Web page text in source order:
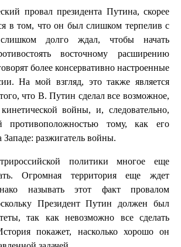
провал президента Путина, скорее
в том, что он был слишком терпелив с
слишком долго ждал, чтобы начать
восточному расширению
более консервативно настроенные
На мой взгляд, это также является
что В. Путин сделал все возможное,
войны, и, следовательно,
противоположностью тому, как его
Западе: разжигатель войны.
политики многое еще
Огромная территория еще ждет
называть этот факт провалом
Президент Путин должен был
так как невозможно все сделать
покажет, насколько хорошо он